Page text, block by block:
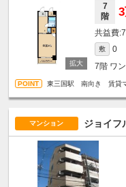
7
階
敷 0
7階 ワ
東三国駅 南向き 賃貸
マンション ジョイフ